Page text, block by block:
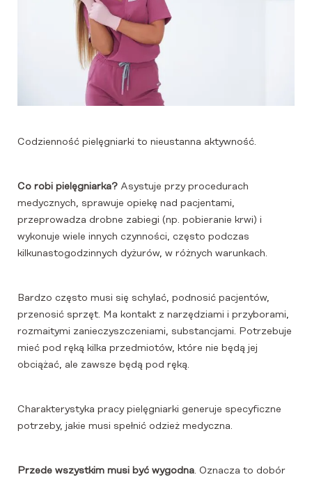
Codzienność pielęgniarki to nieustanna aktywność.
Co robi pielęgniarka? Asystuje przy procedurach
medycznych, sprawuje opiekę nad pacjentami,
przeprowadza drobne zabiegi (np. pobieranie krwi) i
wykonuje wiele innych czynności, często podczas
kilkunastogodzinnych dyżurów, w różnych warunkach.
Bardzo często musi się schylać, podnosić pacjentów,
przenosić sprzęt. Ma kontakt z narzędziami i przyborami,
rozmaitymi zanieczyszczeniami, substancjami. Potrzebuje
mieć pod ręką kilka przedmiotów, które nie będą jej
obciążać, ale zawsze będą pod ręką.
Charakterystyka pracy pielęgniarki generuje specyficzne
potrzeby, jakie musi spełnić odzież medyczna.
Przede wszystkim musi być wygodna. Oznacza to dobór